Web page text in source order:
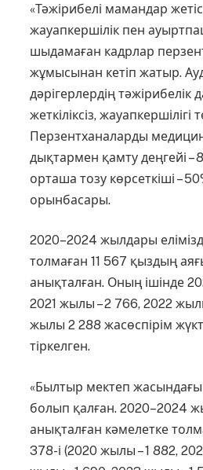
«Тәжірибелі мамандар
жауапкершілік пен
шыдамаған кадрлар
жұмысынан кетіп жатыр.
дәрігерлердің тәжірибелік
жеткіліксіз, жауапкершілігі
Перзентханаларды
дықтармен қамту деңгейі
орташа тозу көрсеткіші –
орынбасары.
2020–2024 жылдары
толмаған 11 567 қыздың
анықталған. Оның ішінде
2021 жылы – 2 766, 2022
жылы 2 288 жасөспірім
тіркелген.
«Былтыр мектеп жасындағы
болып қалған. 2020–2024
анықталған кәмелетке
378-і (2020 жылы – 1 882,